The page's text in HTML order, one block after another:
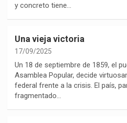
y concreto tiene…
Una vieja victoria
17/09/2025
Un 18 de septiembre de 1859, el
Asamblea Popular, decide
federal frente a la crisis. El país,
fragmentado…